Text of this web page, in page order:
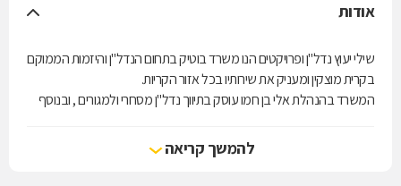
אודות
שילי יעוץ נדל"ן ופרויקטים הנו משרד בוטיק בתחום הנדל"ן והיזמות הממוקם
בקרית מוצקין ומעניק את שירותיו בכל אזור הקריות.
המשרד בהנהלת אלי בן חמו עוסק בתיווך נדל"ן מסחרי ולמגורים , ובנוסף
להמשך קריאה